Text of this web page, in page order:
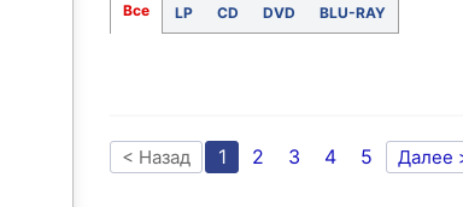
Все LP CD DVD BLU-RAY
< Назад 1 2 3 4 5 Далее